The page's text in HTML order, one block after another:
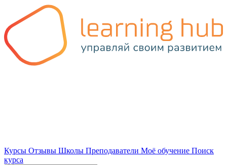
Курсы Отзывы Школы Преподаватели Моё обучение Поиск
курса